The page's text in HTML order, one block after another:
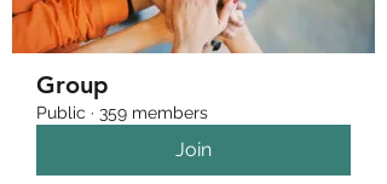
Group
Public · 359 members
Join